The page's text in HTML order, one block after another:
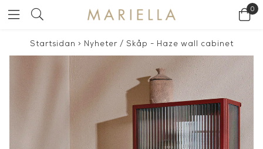
0
Startsidan > Nyheter/ Skåp - Haze wall cabinet